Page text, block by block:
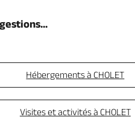
Hébergements à CHOLET
Visites et activités à CHOLET